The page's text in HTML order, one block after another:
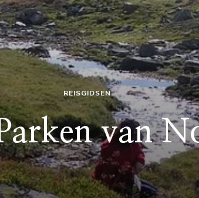
REISGIDSEN
van